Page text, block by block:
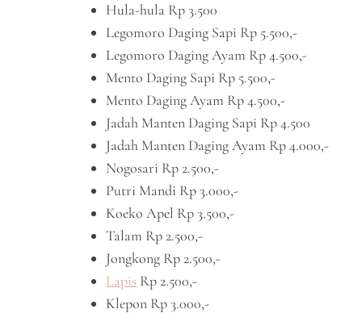
Hula-hula Rp 3.500
Legomoro Daging Sapi Rp 5.500,-
Legomoro Daging Ayam Rp 4.500,-
Mento Daging Sapi Rp 5.500,-
Mento Daging Ayam Rp 4.500,-
Jadah Manten Daging Sapi Rp 4.500
Jadah Manten Daging Ayam Rp 4.000,-
Nogosari Rp 2.500,-
Putri Mandi Rp 3.000,-
Koeko Apel Rp 3.500,-
Talam Rp 2.500,-
Jongkong Rp 2.500,-
Lapis Rp 2.500,-
Klepon Rp 3.000,-